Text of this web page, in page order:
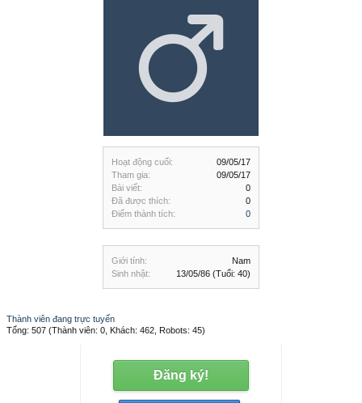
Hoạt động cuối:
09/05/17
Tham gia:
09/05/17
Bài viết:
0
Đã được thích:
0
Điểm thành tích:
0
Giới tính:
Nam
Sinh nhật:
13/05/86 (Tuổi: 40)
Thành viên đang trực tuyến
Tổng: 507 (Thành viên: 0, Khách: 462, Robots: 45)
Đăng ký!